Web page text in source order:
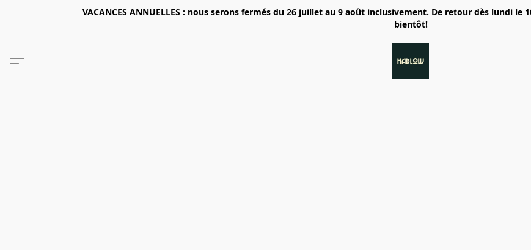
VACANCES ANNUELLES : nous serons fermés du 26 juillet au 9 août inclusivement. De retour dès lundi
bientôt!